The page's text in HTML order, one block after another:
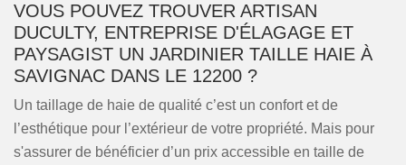
VOUS POUVEZ TROUVER ARTISAN
DUCULTY, ENTREPRISE D'ÉLAGAGE ET
PAYSAGIST UN JARDINIER TAILLE HAIE À
SAVIGNAC DANS LE 12200 ?
Un taillage de haie de qualité c’est un confort et de
l’esthétique pour l’extérieur de votre propriété. Mais pour
s'assurer de bénéficier d’un prix accessible en taille de